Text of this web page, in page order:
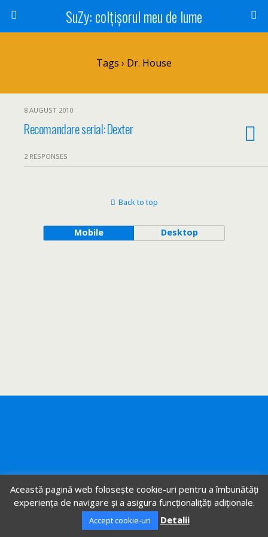
SuZy: colţişorul meu de lume
Tags › Dr. House
8 AUGUST 2010
Recomandare serial: Dexter
2 RESPONSES
Back to top
Mobile Desktop
Această pagină web folosește cookie-uri pentru a îmbunătăți
experiența de navigare și a asigura funcționalițăți adiționale.
Accept cookie-uri Detalii